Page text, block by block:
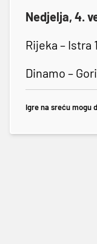
Nedjelja, 4.
Rijeka – Istra
Dinamo –
Igre na sreću mogu